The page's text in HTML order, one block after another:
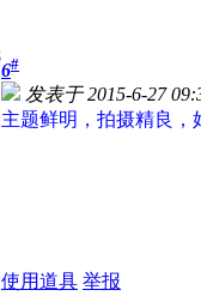
6#
发表于 2015-6-27
主题鲜明，拍摄精良，
使用道具 举报